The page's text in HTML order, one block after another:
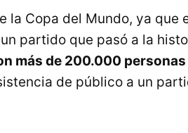
la Copa del Mundo, ya que
partido que pasó a la
más de 200.000 personas
de público a un